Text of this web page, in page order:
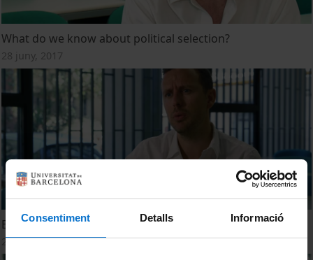
Consentiment Detalls Informació
What do we know about political selection?
28 juny, 2017
Estimated Value of Transfers
28 juny, 2017